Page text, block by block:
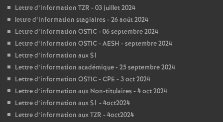
Lettre d’information TZR - 03 juillet 2024
lettre d’information stagiaires - 26 août 2024
Lettre d’information OSTIC - 06 septembre 2024
Lettre d’information OSTIC - AESH - septembre 2024
Lettre d’information aux S1
Lettre d’information académique - 25 septembre 2024
Lettre d’information OSTIC - CPE - 3 oct 2024
Lettre d’information aux Non-titulaires - 4 oct 2024
Lettre d’information aux S1 - 4oct2024
Lettre d’information aux TZR - 4oct2024